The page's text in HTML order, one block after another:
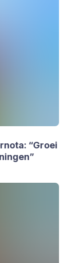
“Groei